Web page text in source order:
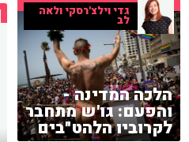
גדי וילצ'רסקי ולאה
לב
הלכה המדינה -
והפעם: גו'ש מתחבר
לקרוביו הלהט"בים